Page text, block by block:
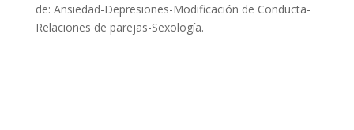
de: Ansiedad-Depresiones-Modificación de Conducta-
Relaciones de parejas-Sexología.